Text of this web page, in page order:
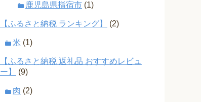
鹿児島県指宿市 (1)
【ふるさと納税 ランキング】 (2)
米 (1)
【ふるさと納税 返礼品 おすすめレビュ
ー】
(9)
肉 (2)